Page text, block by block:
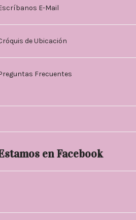
E-Mail
de Ubicación
Frecuentes
en Facebook